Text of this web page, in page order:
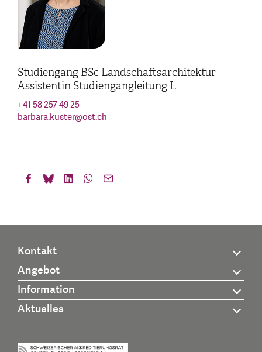
Studiengang BSc Landschaftsarchitektur
Assistentin Studiengangleitung L
+41 58 257 49 25
barbara.kuster@ost.ch
Kontakt
Angebot
Information
Aktuelles